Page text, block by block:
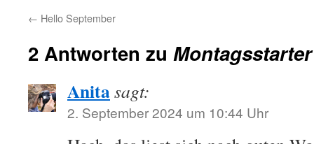
← Hello September
2 Antworten zu
Anitasagt:
2. September 2024 um 10:44 Uhr